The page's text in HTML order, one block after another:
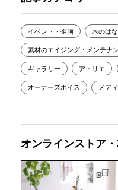
イベント・企画 木のは
素材のエイジング・メンテナ
ギャラリー アトリエ
オーナーズボイス メデ
オンラインストア